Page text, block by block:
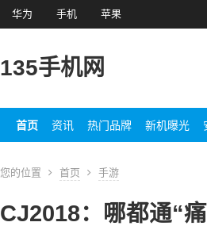
华为 手机 苹果
135手机网
首页 资讯 热门品牌 新机曝光
您的位置 首页 手游
CJ2018：哪都通“